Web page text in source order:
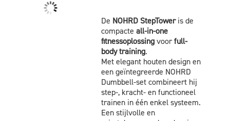
De NOHRD StepToweris de
compacteall-in-one
fitnessoplossing voorfull-
body training.
Met elegant houten design en
een geïntegreerde NOHRD
Dumbbell-set combineert hij
step-, kracht- en functioneel
trainen in één enkel systeem.
Een stijlvolle en